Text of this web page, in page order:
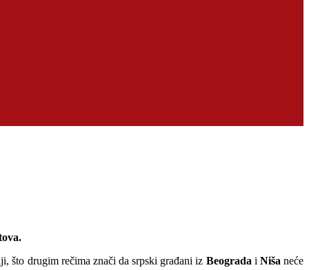
što drugim rečima znači da srpski građani iz Beograda i Niša neće